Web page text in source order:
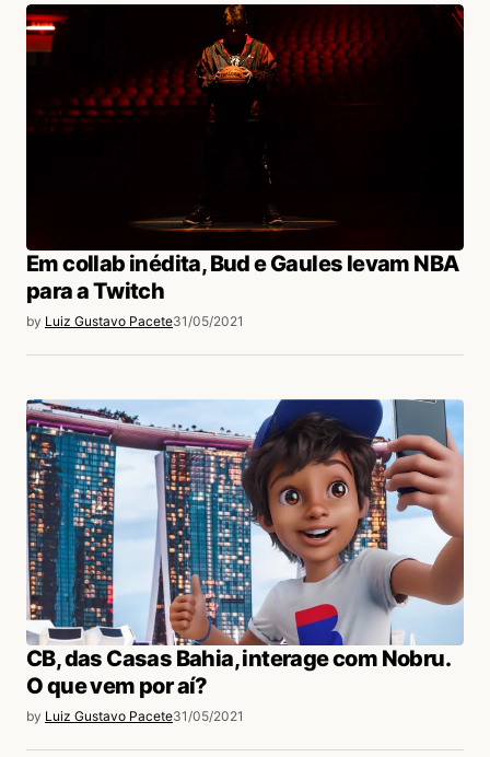
Em collab inédita, Bud e Gaules levam NBA
para a Twitch
by Luiz Gustavo Pacete31/05/2021
CB, das Casas Bahia, interage com Nobru.
O que vem por aí?
by Luiz Gustavo Pacete31/05/2021